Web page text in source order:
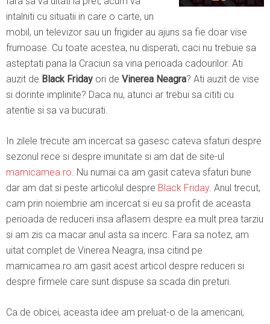
intalniti cu situatii in care o carte, un
mobil, un televizor sau un frigider au ajuns sa fie doar vise
frumoase. Cu toate acestea, nu disperati, caci nu trebuie sa
asteptati pana la Craciun sa vina perioada cadourilor. Ati
auzit de Black Friday ori de Vinerea Neagra? Ati auzit de vise
si dorinte implinite? Daca nu, atunci ar trebui sa cititi cu
atentie si sa va bucurati.
In zilele trecute am incercat sa gasesc cateva sfaturi despre
sezonul rece si despre imunitate si am dat de site-ul
mamicamea.ro. Nu numai ca am gasit cateva sfaturi bune
dar am dat si peste articolul despre Black Friday. Anul trecut,
cam prin noiembrie am incercat si eu sa profit de aceasta
perioada de reduceri insa aflasem despre ea mult prea tarziu
si am zis ca macar anul asta sa incerc. Fara sa notez, am
uitat complet de Vinerea Neagra, insa citind pe
mamicamea.ro am gasit acest articol despre reduceri si
despre firmele care sunt dispuse sa scada din preturi.
Ca de obicei, aceasta idee am preluat-o de la americani,